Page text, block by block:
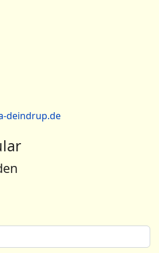
deindrup.de